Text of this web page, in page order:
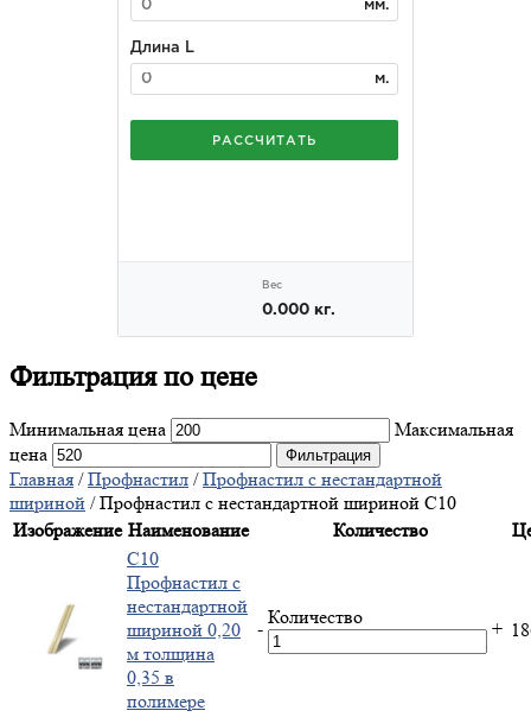
Фильтрацияпо цене
Минимальная цена
Максимальная
цена
Фильтрация
Главная /Профнастил /Профнастил с нестандартной
шириной / Профнастил с нестандартной шириной С10
Изображение Наименование Количество
С10
Профнастил с
нестандартной
шириной 0,20
м толщина
0,35 в
полимере
-
Количество
+